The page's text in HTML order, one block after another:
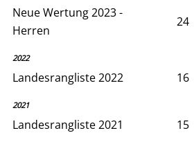
Neue Wertung 2023 -
Herren
24
2022
Landesrangliste 2022 16
2021
Landesrangliste 2021 15